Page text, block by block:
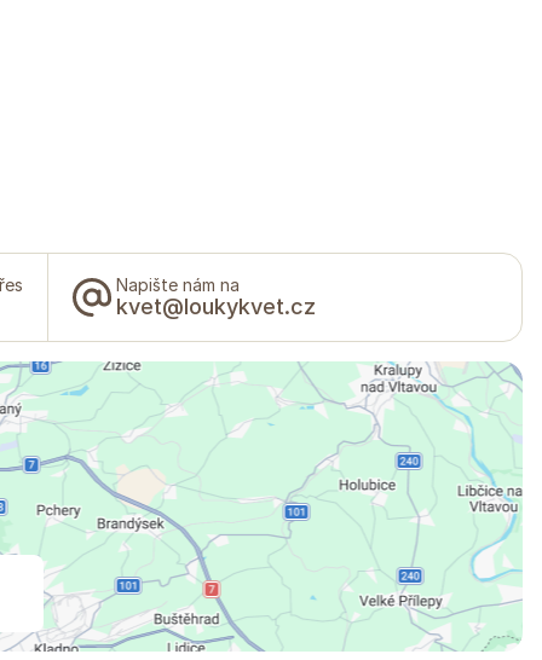
Napište nám na
kvet@loukykvet.cz